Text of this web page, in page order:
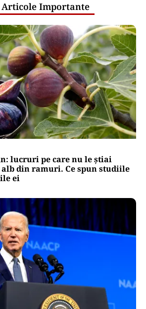
Importante
lucruri pe care nu le știai
din ramuri. Ce spun studiile
ei